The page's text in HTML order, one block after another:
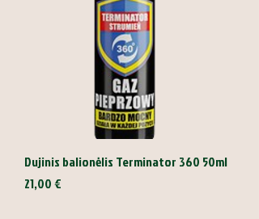
Dujinis balionėlis Terminator 360 50ml
Kaina
21,00 €